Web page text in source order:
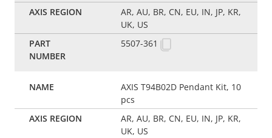
AR, AU, BR, CN, EU, IN, JP, KR,
UK, US
5507-361
AXIS T94B02D Pendant Kit, 10
pcs
AR, AU, BR, CN, EU, IN, JP, KR,
UK, US